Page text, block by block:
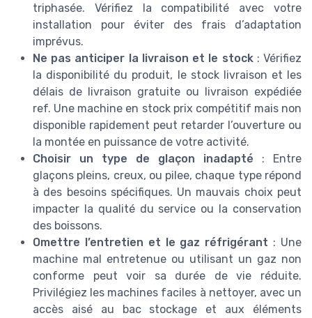
triphasée. Vérifiez la compatibilité avec votre
installation pour éviter des frais d’adaptation
imprévus.
Ne pas anticiper la livraison et le stock: Vérifiez
la disponibilité du produit, le stock livraison et les
délais de livraison gratuite ou livraison expédiée
ref. Une machine en stock prix compétitif mais non
disponible rapidement peut retarder l’ouverture ou
la montée en puissance de votre activité.
Choisir un type de glaçon inadapté : Entre
glaçons pleins, creux, ou pilee, chaque type répond
à des besoins spécifiques. Un mauvais choix peut
impacter la qualité du service ou la conservation
des boissons.
Omettre l’entretien et le gaz réfrigérant : Une
machine mal entretenue ou utilisant un gaz non
conforme peut voir sa durée de vie réduite.
Privilégiez les machines faciles à nettoyer, avec un
accès aisé au bac stockage et aux éléments